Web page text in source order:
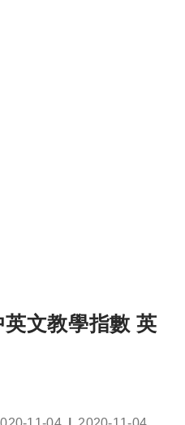
英文教學指數 英
Post